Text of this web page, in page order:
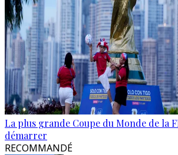
La plus grande Coupe du Monde de la
démarrer
RECOMMANDÉ